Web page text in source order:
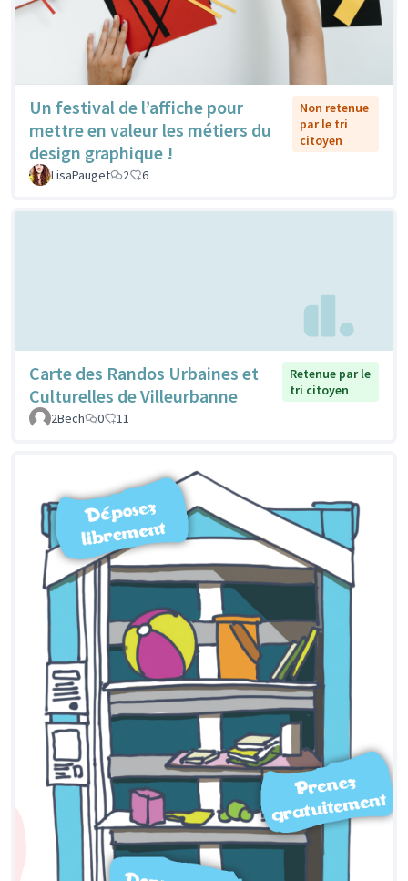
Un festival de l’affiche pour
mettre en valeur les métiers du
design graphique !
Non retenue
par le tri
citoyen
LisaPauget 2 6
Carte des Randos Urbaines et
Culturelles de Villeurbanne
Retenue par le
tri citoyen
2Bech
0 11